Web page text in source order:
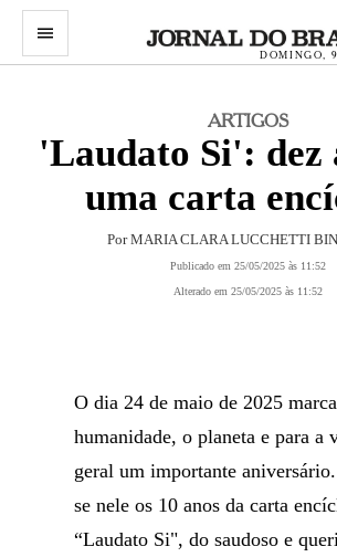
menu
DOMINGO,
ARTIGOS
'Laudato Si': dez
uma carta
Por MARIA CLARA LUCCHETTI
Publicado em 25/05/2025 às 11:52
Alterado em 25/05/2025 às 11:52
O dia 24 de maio de 2025
humanidade, o planeta e para a
geral um importante
se nele os 10 anos da carta
“Laudato Si", do saudoso e